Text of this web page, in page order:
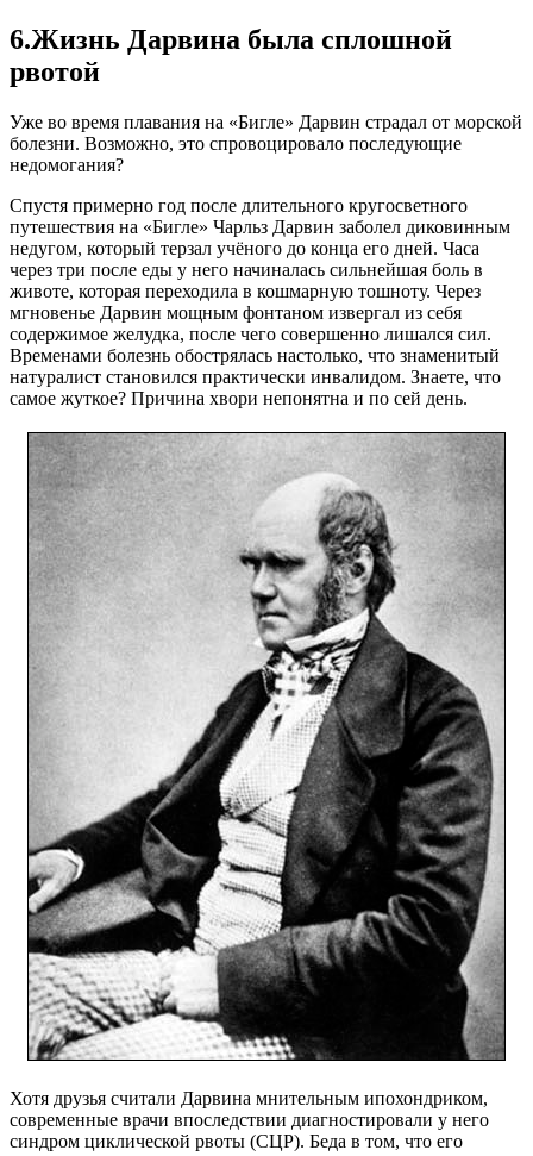
6.Жизнь Дарвина была сплошной
рвотой
Уже во время плавания на «Бигле» Дарвин страдал от морской
болезни. Возможно, это спровоцировало последующие
недомогания?
Спустя примерно год после длительного кругосветного
путешествия на «Бигле» Чарльз Дарвин заболел диковинным
недугом, который терзал учёного до конца его дней. Часа
через три после еды у него начиналась сильнейшая боль в
животе, которая переходила в кошмарную тошноту. Через
мгновенье Дарвин мощным фонтаном извергал из себя
содержимое желудка, после чего совершенно лишался сил.
Временами болезнь обострялась настолько, что знаменитый
натуралист становился практически инвалидом. Знаете, что
самое жуткое? Причина хвори непонятна и по сей день.
Хотя друзья считали Дарвина мнительным ипохондриком,
современные врачи впоследствии диагностировали у него
синдром циклической рвоты (СЦР). Беда в том, что его